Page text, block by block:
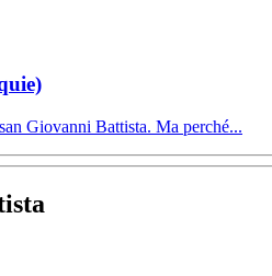
Giovanni Battista. Ma perché...